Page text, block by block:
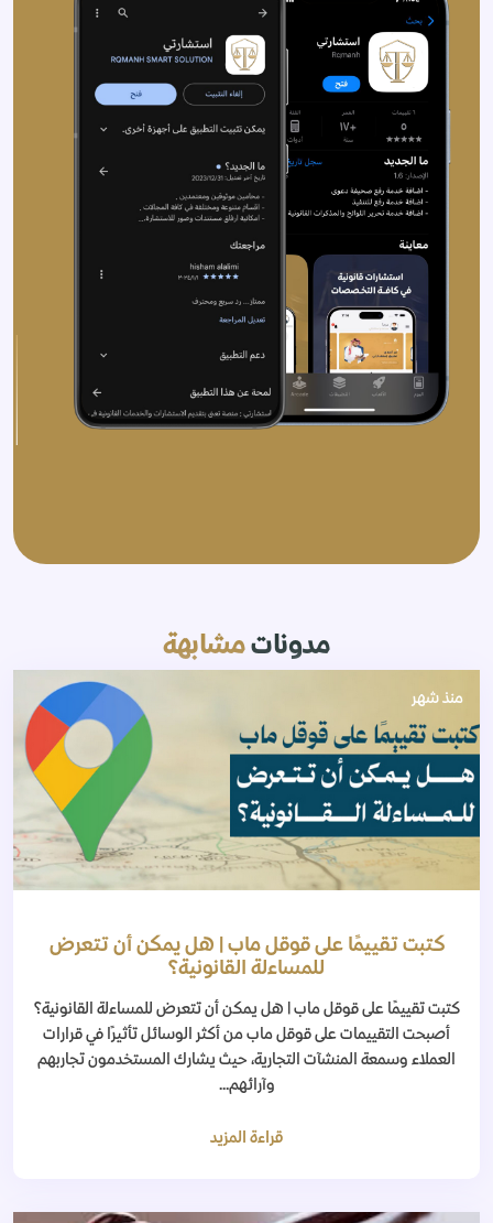
مدونات مشابهة
منذ شهر
كتبت تقييمًا على قوقل ماب | هل يمكن أن تتعرض
للمساءلة القانونية؟
كتبت تقييمًا على قوقل ماب | هل يمكن أن تتعرض للمساءلة القانونية؟
أصبحت التقييمات على قوقل ماب من أكثر الوسائل تأثيرًا في قرارات
العملاء وسمعة المنشآت التجارية، حيث يشارك المستخدمون تجاربهم
وآرائهم...
قراءة المزيد